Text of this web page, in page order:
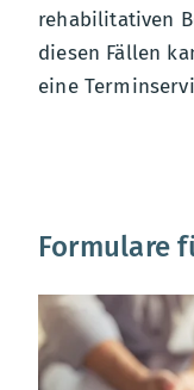
rehabilitativen
diesen Fällen
eine
Formulare